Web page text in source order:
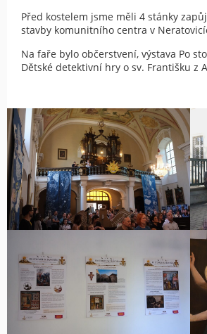
Před kostelem jsme měli 4 stánky
stavby komunitního centra v
Na faře bylo občerstvení, výstava Po
Dětské detektivní hry o sv. Františku z